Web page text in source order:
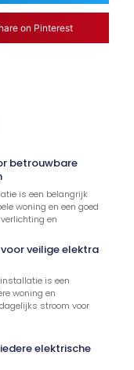
on Pinterest
betrouwbare
is een belangrijk
woning en een goed
en
veilige elektra
is een
woning en
stroom voor
elektrische